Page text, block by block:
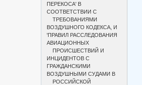
ПЕРЕКОСА' В
СООТВЕТСТВИИ С
ТРЕБОВАНИЯМИ
ВОЗДУШНОГО КОДЕКСА, И
'ПРАВИЛ РАССЛЕДОВАНИЯ
АВИАЦИОННЫХ
ПРОИСШЕСТВИЙ И
ИНЦИДЕНТОВ С
ГРАЖДАНСКИМИ
ВОЗДУШНЫМИ СУДАМИ В
РОССИЙСКОЙ